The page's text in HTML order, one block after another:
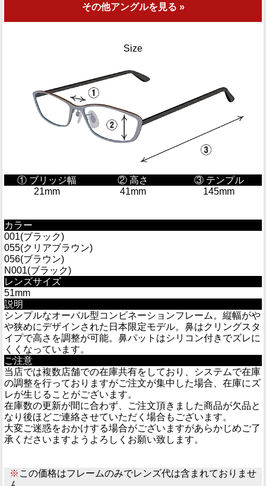
その他アングルを見る »
Size
① ブリッジ幅 ② 高さ
③ テンプル
21mm
41mm 145mm
カラー
001(ブラック)
055(クリアブラウン)
056(ブラウン)
N001(ブラック)
レンズサイズ
51mm
説明
シンプルなオーバル型コンビネーションフレーム。縦幅がや
や狭めにデザインされた日本限定モデル。鼻はクリングスタ
イプで高さを調整が可能。鼻パットはシリコン付きでズレに
くくなっています。
ご注意
当店では複数店舗での在庫共有をしており、システムで在庫
の調整を行っておりますがご注文が集中した場合、在庫にズ
レが生じることがございます。
在庫数の更新が間に合わず、ご注文頂きました商品が欠品と
なり後ほどご連絡させていただく場合もございます。
大変ご迷惑をおかけする場合がございますがあらかじめご了
承くださいますようよろしくお願い致します。
※ この価格はフレームのみでレンズ代は含まれておりませ